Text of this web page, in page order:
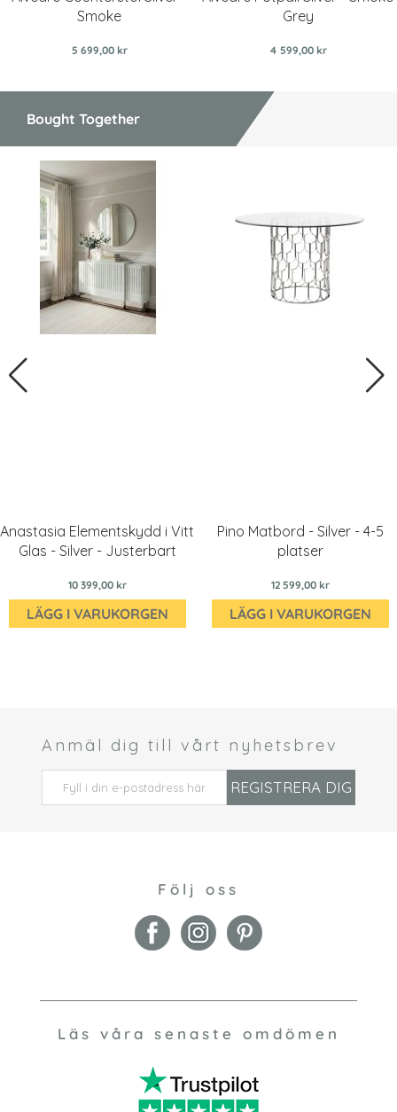
Smoke
5 699,00 kr
Grey
4 599,00 kr
Bought Together
Anastasia Elementskydd i Vitt
Glas - Silver - Justerbart
10 399,00 kr
LÄGG I VARUKORGEN
Pino Matbord - Silver - 4-5
platser
12 599,00 kr
LÄGG I VARUKORGEN
Anmäl dig till vårt nyhetsbrev
REGISTRERA DIG
Följ oss
Läs våra senaste omdömen